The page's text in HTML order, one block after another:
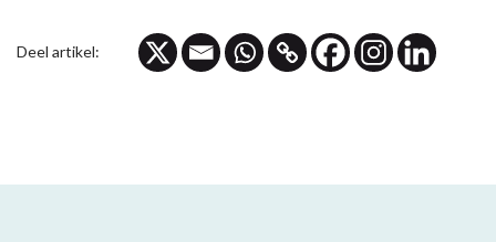
Deel artikel: